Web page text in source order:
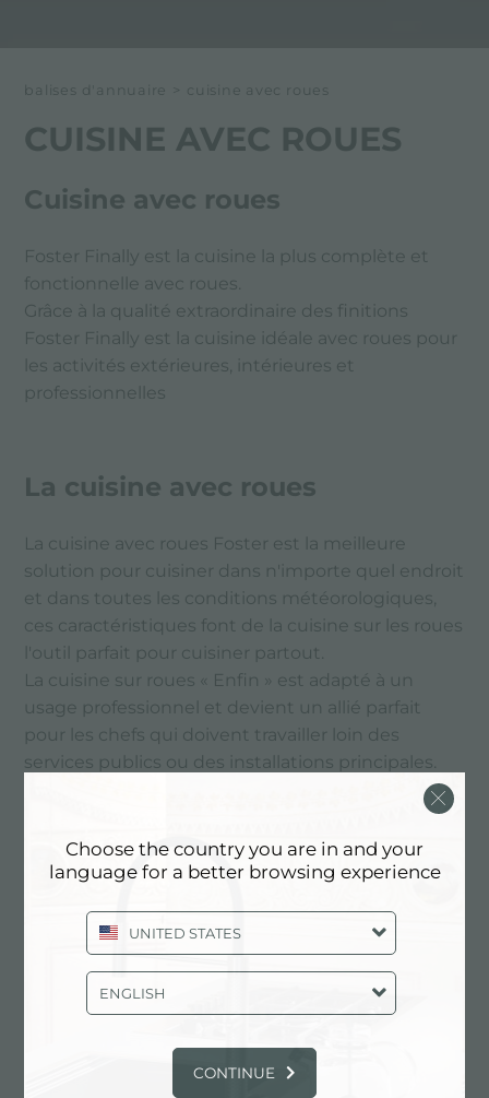
balises d'annuaire > cuisine avec roues
CUISINE AVEC ROUES
Cuisine avec roues
Foster Finally est la cuisine la plus complète et
fonctionnelle avec roues.
Grâce à la qualité extraordinaire des finitions
Foster Finally est la cuisine idéale avec roues pour
les activités extérieures, intérieures et
professionnelles
La cuisine avec roues
La cuisine avec roues Foster est la meilleure
solution pour cuisiner dans n'importe quel endroit
et dans toutes les conditions météorologiques,
ces caractéristiques font de la cuisine sur les roues
l'outil parfait pour cuisiner partout.
La cuisine sur roues « Enfin » est adapté à un
usage professionnel et devient un allié parfait
pour les chefs qui doivent travailler loin des
services publics ou des installations principales.
Cuisine avec roues
CATALOGUE, PRODUITS: CUISINE
Choose the country you are in and your
language for a better browsing experience
UNITED STATES
ENGLISH
CONTINUE